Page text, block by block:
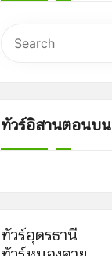
ทัวร์อิสานตอนบน
ทัวร์อุดรธานี